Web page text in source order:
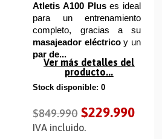
Atletis A100 Pluses ideal
para un entrenamiento
completo, gracias a su
masajeador eléctricoy un
par de...
Ver más detalles del
producto...
Stock disponible: 0
$849.990 $229.990
IVA incluido.